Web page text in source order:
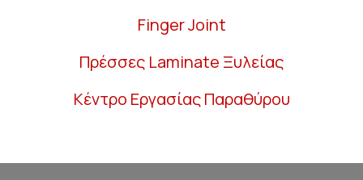
Finger Joint
Πρέσσες Laminate Ξυλείας
Κέντρο Εργασίας Παραθύρου